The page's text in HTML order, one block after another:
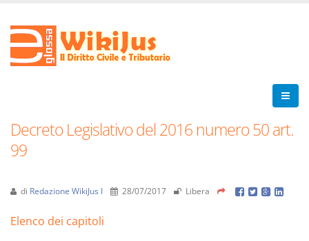
Decreto Legislativo del 2016 numero 50 art.
99
di Redazione WikiJus I 28/07/2017 Libera
Elenco dei capitoli